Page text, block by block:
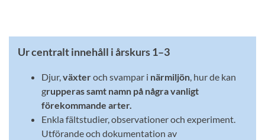
Ur centralt innehåll i årskurs 1–3
Djur,växteroch svampar i närmiljön, hur de kan
grupperas samt namn på några vanligt
förekommande arter.
Enkla fältstudier, observationer och experiment.
Utförande och do­ku­men­ta­tion av